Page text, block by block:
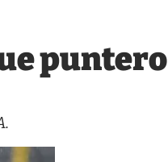
puntero